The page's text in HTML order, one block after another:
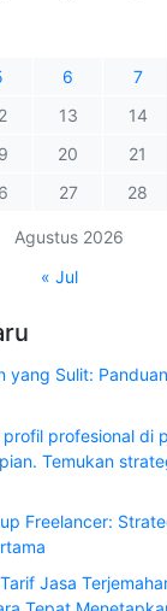
Agustus 2026
6 7
13 14
20 21
27 28
« Jul
yang Sulit:
profesional di
Temukan
Freelancer:
Jasa